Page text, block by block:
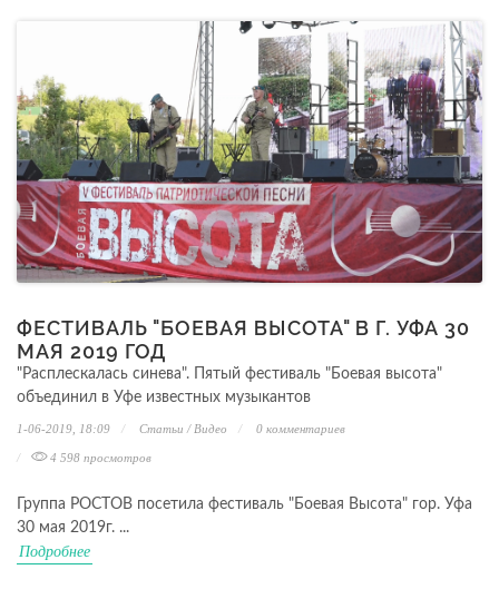
ФЕСТИВАЛЬ "БОЕВАЯ ВЫСОТА" В Г. УФА 30
МАЯ 2019 ГОД
"Расплескалась синева". Пятый фестиваль "Боевая высота"
объединил в Уфе известных музыкантов
1-06-2019, 18:09 Статьи / Видео 0 комментариев
4 598 просмотров
Группа РОСТОВ посетила фестиваль "Боевая Высота" гор. Уфа
30 мая 2019г. ...
Подробнее